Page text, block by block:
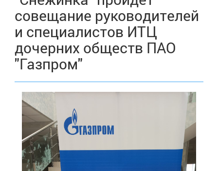
совещание руководителей
и специалистов ИТЦ
дочерних обществ ПАО
"Газпром"